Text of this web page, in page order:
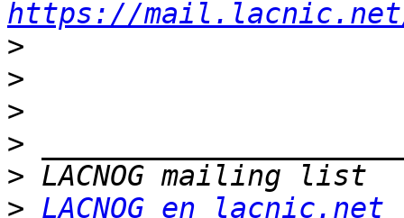
https://mail.lacnic.net/
>
>
>
>
>
> LACNOG en lacnic.net